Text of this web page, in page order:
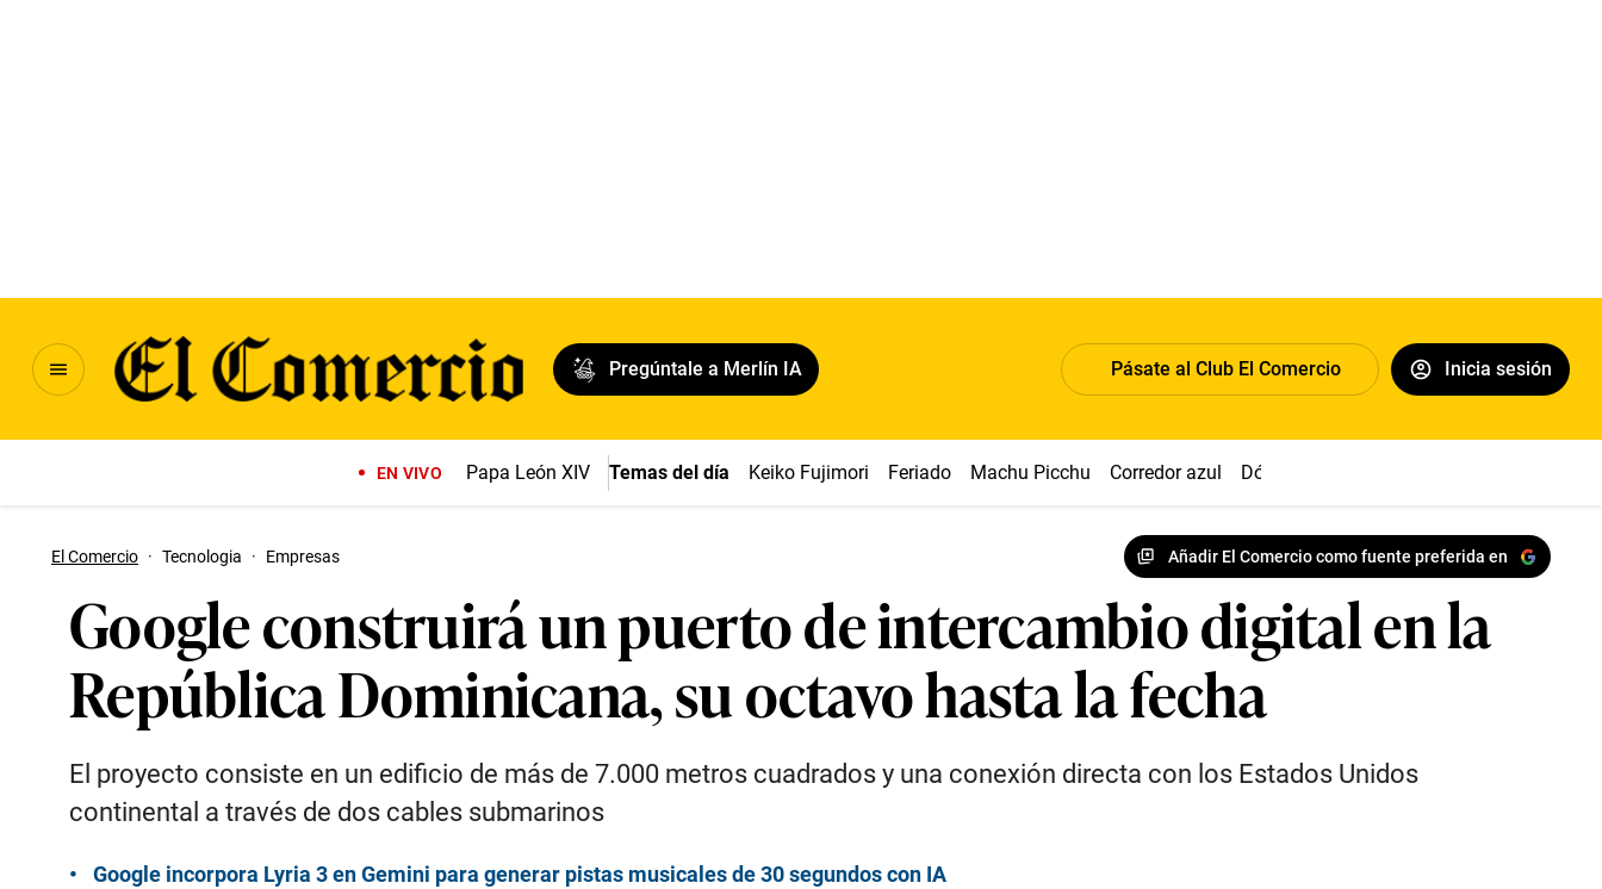
Pregúntale a Merlín IA Pásate al Club El Comercio Inicia sesión
EN VIVO Papa León XIV Temas del día Keiko Fujimori Feriado Machu Picchu Corredor azul Dólar
El Comercio · Tecnologia · Empresas Añadir El Comercio como fuente preferida en
Google construirá un puerto de intercambio digital en la
República Dominicana, su octavo hasta la fecha
El proyecto consiste en un edificio de más de 7.000 metros cuadrados y una conexión directa con los Estados Unidos
continental a través de dos cables submarinos
Google incorpora Lyria 3 en Gemini para generar pistas musicales de 30 segundos con IA